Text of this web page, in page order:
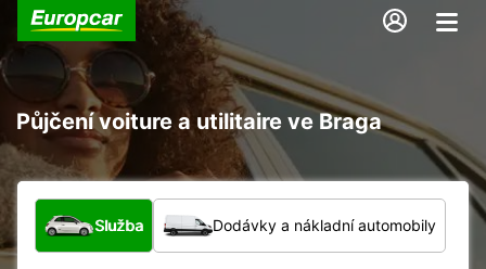
Půjčení voiture a utilitaire ve Braga
Jaký typ vozidla?
Služba Dodávky a nákladní automobily